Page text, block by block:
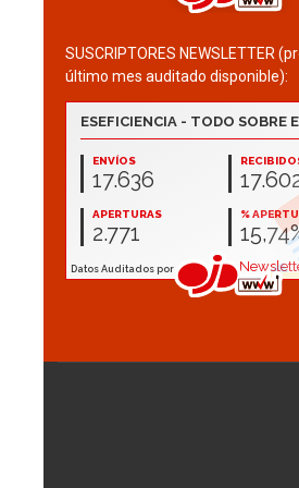
SUSCRIPTORES NEWSLETTER
último mes auditado disponible):